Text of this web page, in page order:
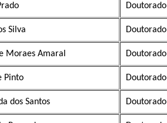
Doutorado
Silva Doutorado
Moraes Amaral Doutorado
Pinto Doutorado
dos Santos Doutorado